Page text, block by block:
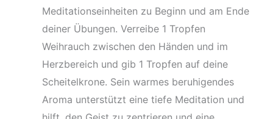
Meditationseinheiten zu Beginn und am Ende
deiner Übungen. Verreibe 1 Tropfen
Weihrauch zwischen den Händen und im
Herzbereich und gib 1 Tropfen auf deine
Scheitelkrone. Sein warmes beruhigendes
Aroma unterstützt eine tiefe Meditation und